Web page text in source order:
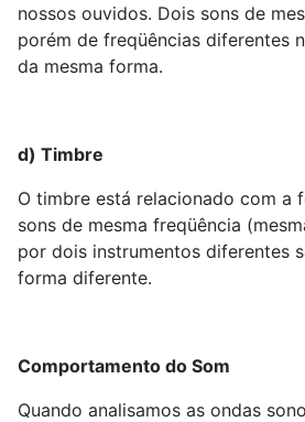
nossos ouvidos. Dois sons de
porém de freqüências diferentes
da mesma forma.
d) Timbre
O timbre está relacionado com a
sons de mesma freqüência
por dois instrumentos diferentes
forma diferente.
Comportamento do Som
Quando analisamos as ondas